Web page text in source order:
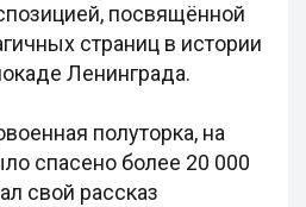
посвящённой
страниц в истории
Ленинграда.
полуторка, на
спасено более 20 000
свой рассказ